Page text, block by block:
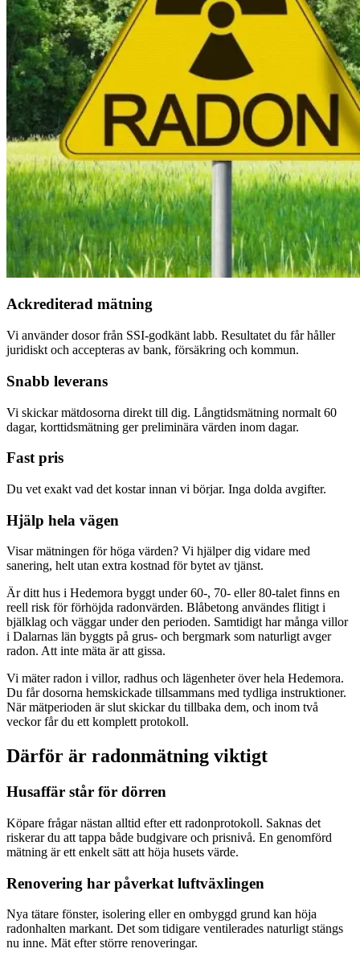
Ackrediterad mätning
Vi använder dosor från SSI-godkänt labb. Resultatet du får håller
juridiskt och accepteras av bank, försäkring och kommun.
Snabb leverans
Vi skickar mätdosorna direkt till dig. Långtidsmätning normalt 60
dagar, korttidsmätning ger preliminära värden inom dagar.
Fast pris
Du vet exakt vad det kostar innan vi börjar. Inga dolda avgifter.
Hjälp hela vägen
Visar mätningen för höga värden? Vi hjälper dig vidare med
sanering, helt utan extra kostnad för bytet av tjänst.
Är ditt hus i Hedemora byggt under 60-, 70- eller 80-talet finns en
reell risk för förhöjda radonvärden. Blåbetong användes flitigt i
bjälklag och väggar under den perioden. Samtidigt har många villor
i Dalarnas län byggts på grus- och bergmark som naturligt avger
radon. Att inte mäta är att gissa.
Vi mäter radon i villor, radhus och lägenheter över hela Hedemora.
Du får dosorna hemskickade tillsammans med tydliga instruktioner.
När mätperioden är slut skickar du tillbaka dem, och inom två
veckor får du ett komplett protokoll.
Därför är radonmätning viktigt
Husaffär står för dörren
Köpare frågar nästan alltid efter ett radonprotokoll. Saknas det
riskerar du att tappa både budgivare och prisnivå. En genomförd
mätning är ett enkelt sätt att höja husets värde.
Renovering har påverkat luftväxlingen
Nya tätare fönster, isolering eller en ombyggd grund kan höja
radonhalten markant. Det som tidigare ventilerades naturligt stängs
nu inne. Mät efter större renoveringar.